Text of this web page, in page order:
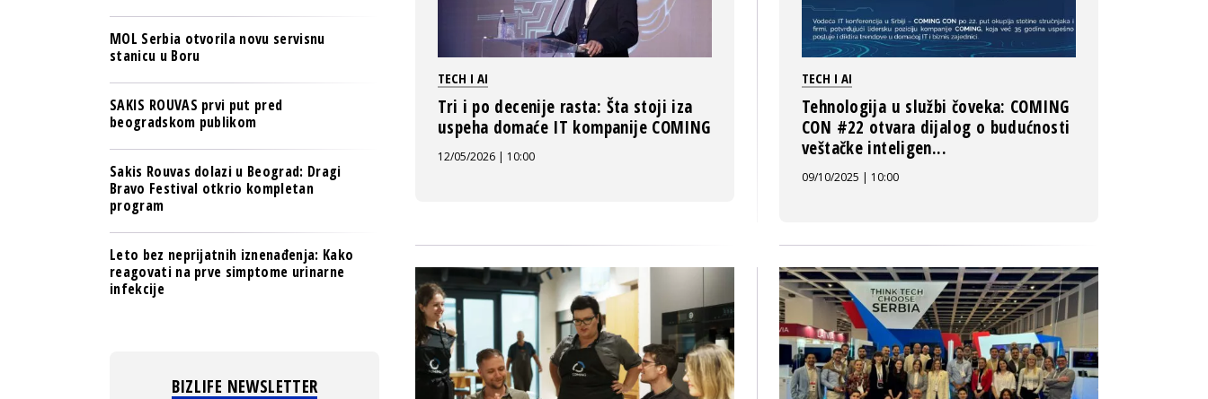
NOVO NA RAFU
TECH I AI
Tri i po decenije rasta: Šta stoji iza
uspeha domaće IT kompanije COMING
12/05/2026 | 10:00
TECH I AI
Tehnologija u službi čoveka: COMING
CON #22 otvara dijalog o budućnosti
veštačke inteligen...
09/10/2025 | 10:00
MOL Serbia otvorila novu servisnu
stanicu u Boru
SAKIS ROUVAS prvi put pred
beogradskom publikom
Sakis Rouvas dolazi u Beograd: Dragi
Bravo Festival otkrio kompletan
program
Leto bez neprijatnih iznenađenja: Kako
reagovati na prve simptome urinarne
infekcije
BIZLIFE NEWSLETTER